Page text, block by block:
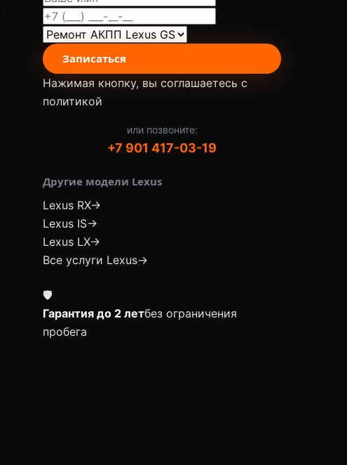
Записаться
Нажимая кнопку, вы соглашаетесь с
политикой
или позвоните:
+7 901 417-03-19
Другие модели Lexus
Lexus RX→
Lexus IS→
Lexus LX→
Все услуги Lexus→
🛡
Гарантия до 2 летбез ограничения
пробега